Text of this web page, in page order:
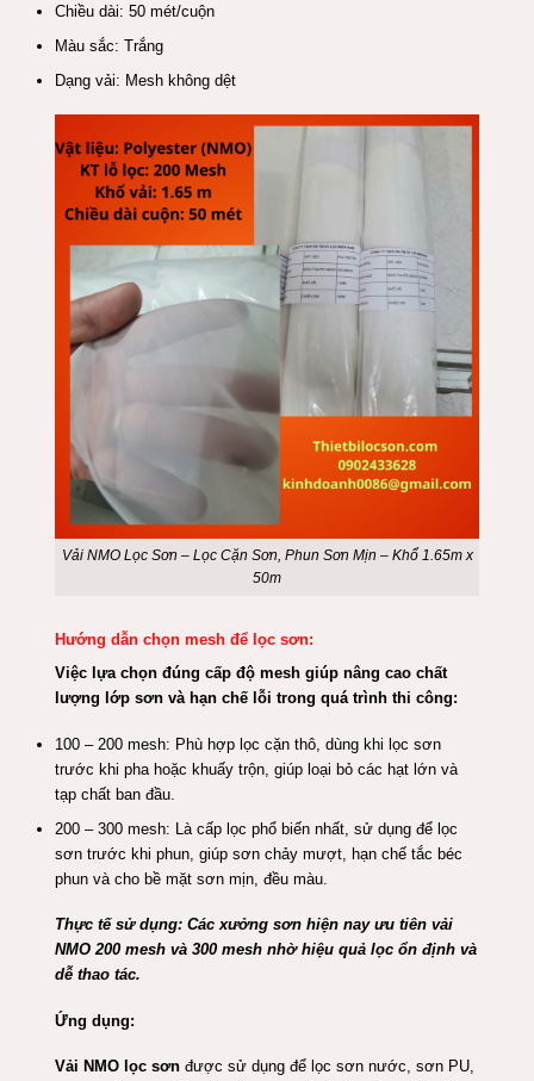
Chiều dài: 50 mét/cuộn
Màu sắc: Trắng
Dạng vải: Mesh không dệt
Vải NMO Lọc Sơn – Lọc Cặn Sơn, Phun Sơn Mịn – Khổ 1.65m x
50m
Hướng dẫn chọn mesh để lọc sơn:
Việc lựa chọn đúng cấp độ mesh giúp nâng cao chất
lượng lớp sơn và hạn chế lỗi trong quá trình thi công:
100 – 200 mesh: Phù hợp lọc cặn thô, dùng khi lọc sơn
trước khi pha hoặc khuấy trộn, giúp loại bỏ các hạt lớn và
tạp chất ban đầu.
200 – 300 mesh: Là cấp lọc phổ biến nhất, sử dụng để lọc
sơn trước khi phun, giúp sơn chảy mượt, hạn chế tắc béc
phun và cho bề mặt sơn mịn, đều màu.
Thực tế sử dụng: Các xưởng sơn hiện nay ưu tiên vải
NMO 200 mesh và 300 mesh nhờ hiệu quả lọc ổn định và
dễ thao tác.
Ứng dụng:
Vải NMO lọc sơnđược sử dụng để lọc sơn nước, sơn PU,